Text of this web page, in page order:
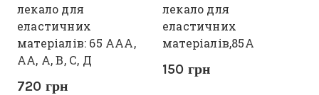
лекало для
еластичних
матеріалів: 65 ААА,
АА, А, В, С, Д
720 грн
лекало для
еластичних
матеріалів,85А
150 грн